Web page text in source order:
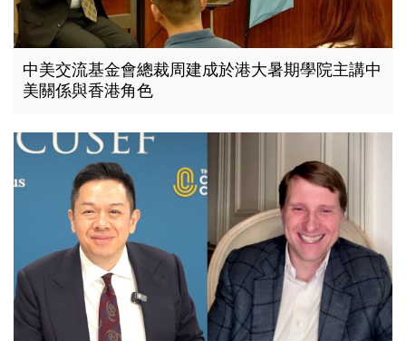
中美交流基金會總裁周建成於港大暑期學院主講中
美關係與香港角色